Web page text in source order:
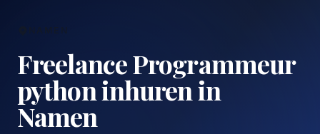
Freelance Programmeur
python inhuren in
Namen